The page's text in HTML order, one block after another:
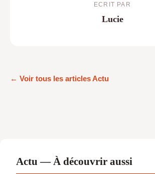
ECRIT PAR
Lucie
← Voir tous les articles Actu
Actu — À découvrir aussi